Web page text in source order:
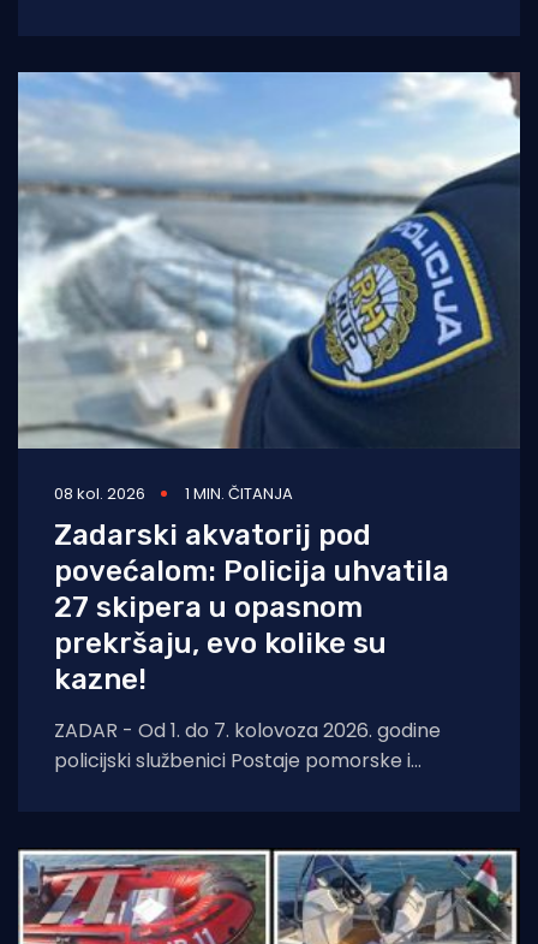
08 kol. 2026 1 MIN. ČITANJA
Zadarski akvatorij pod
povećalom: Policija uhvatila
27 skipera u opasnom
prekršaju, evo kolike su
kazne!
ZADAR - Od 1. do 7. kolovoza 2026. godine
policijski službenici Postaje pomorske i